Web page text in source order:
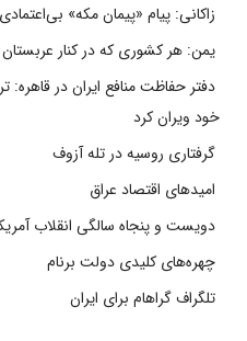
زاکانی: پیام «پیمان مکه»
یمن: هر کشوری که در کنار عربستان
دفتر حفاظت منافع ایران در
خود ویران کرد
گرفتاری روسیه در تله آزوف
امیدهای اقتصاد عراق
دویست و پنجاه سالگی انقلاب
چهره‌های کلیدی دولت برنام
تلگراف گراهام برای ایران